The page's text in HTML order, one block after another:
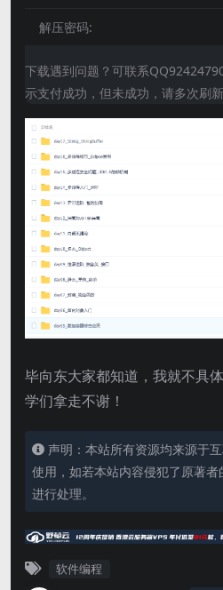
解压密码:
下载遇到问题？可联系
示支付成功，但未成功，请多次刷
毕向东大家都知道，我就不具
学们拿走不谢！
声明：本站所有资源均来源于
使用，如若本站内容侵犯了原著
进行处理。
软件编程